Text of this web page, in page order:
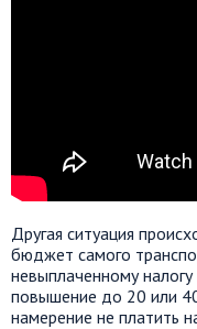
Другая ситуация
бюджет самого
невыплаченному
повышение до 20 или
намерение не платить